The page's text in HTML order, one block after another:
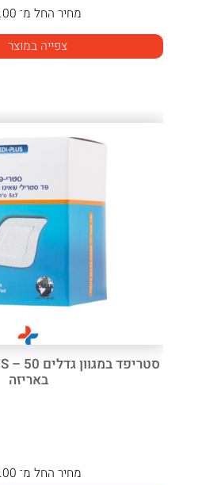
מחיר החל מ־
צפייה במוצר
באריזה
מחיר החל מ־